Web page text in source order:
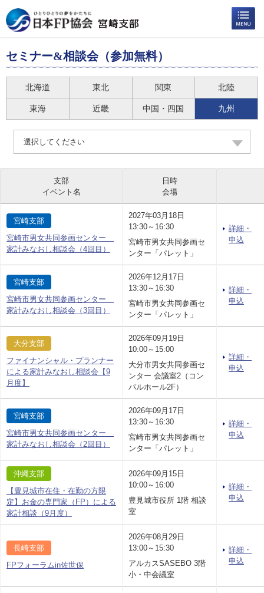
セミナー&相談会（参加無料）
北海道 東北 関東 北陸
東海 近畿 中国・四国 九州
選択してください
支部
イベント名
日時
会場
宮崎支部
宮崎市男女共同参画センター
家計みなおし相談会（4回目）
2027年03月18日
13:30～16:30
宮崎市男女共同参画セ
ンター「パレット」
詳細・
申込
宮崎支部
宮崎市男女共同参画センター
家計みなおし相談会（3回目）
2026年12月17日
13:30～16:30
宮崎市男女共同参画セ
ンター「パレット」
詳細・
申込
大分支部
ファイナンシャル・プランナー
による家計みなおし相談会【9
月度】
2026年09月19日
10:00～15:00
大分市男女共同参画セ
ンター 会議室2（コン
パルホール2F）
詳細・
申込
宮崎支部
宮崎市男女共同参画センター
家計みなおし相談会（2回目）
2026年09月17日
13:30～16:30
宮崎市男女共同参画セ
ンター「パレット」
詳細・
申込
沖縄支部
【豊見城市在住・在勤の方限
定】お金の専門家（FP）による
家計相談（9月度）
2026年09月15日
10:00～16:00
豊見城市役所 1階 相談
室
詳細・
申込
長崎支部
FPフォーラムin佐世保
2026年08月29日
13:00～15:30
アルカスSASEBO 3階
小・中会議室
詳細・
申込